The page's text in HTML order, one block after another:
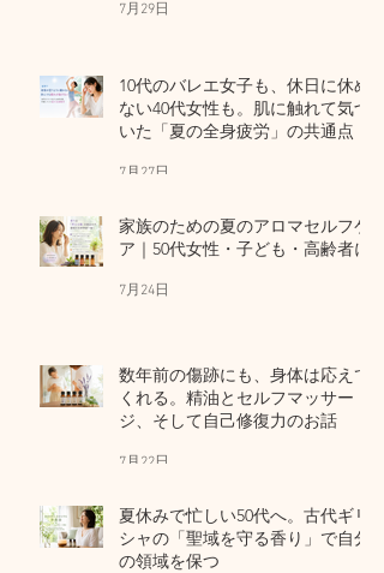
7月29日
10代のバレエ女子も、休日に休め
ない40代女性も。肌に触れて気づ
いた「夏の全身疲労」の共通点
7月27日
家族のための夏のアロマセルフケ
ア｜50代女性・子ども・高齢者に
7月24日
数年前の傷跡にも、身体は応えて
くれる。精油とセルフマッサー
ジ、そして自己修復力のお話
7月22日
夏休みで忙しい50代へ。古代ギリ
シャの「聖域を守る香り」で自分
の領域を保つ